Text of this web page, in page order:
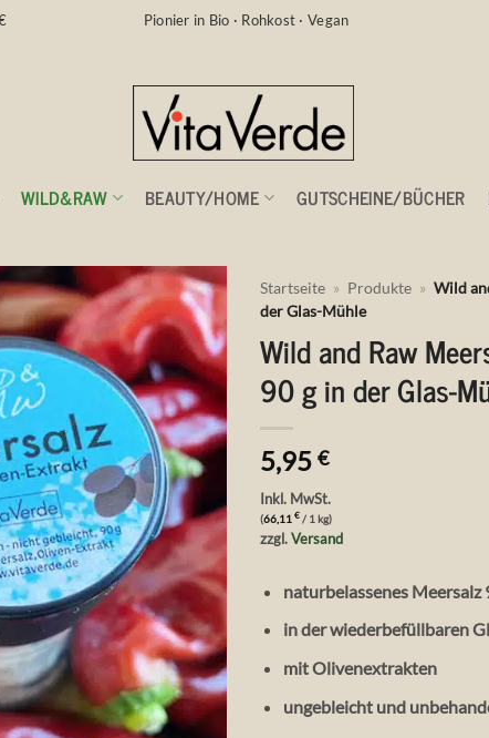
Pionier in Bio · Rohkost · Vegan
WILD&RAW BEAUTY/HOME GUTSCHEINE/BÜCHER
Auf die
Wunschliste
Startseite » Produkte » Wild
der Glas-Mühle
Wild and Raw
90 g in der Glas-
5,95 €
Inkl. MwSt.
(66,11 € / 1 kg)
zzgl.Versand
naturbelassenes Meersalz
in der wiederbefüllbaren
mit Olivenextrakten
ungebleicht und